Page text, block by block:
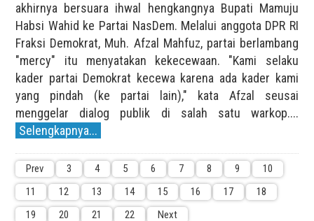
akhirnya bersuara ihwal hengkangnya Bupati Mamuju
Habsi Wahid ke Partai NasDem. Melalui anggota DPR RI
Fraksi Demokrat, Muh. Afzal Mahfuz, partai berlambang
"mercy" itu menyatakan kekecewaan. "Kami selaku
kader partai Demokrat kecewa karena ada kader kami
yang pindah (ke partai lain)," kata Afzal seusai
menggelar dialog publik di salah satu warkop....
Selengkapnya...
Prev 3 4 5 6 7 8 9
10
11
12 13 14 15 16 17
18
19
20 21 22 Next